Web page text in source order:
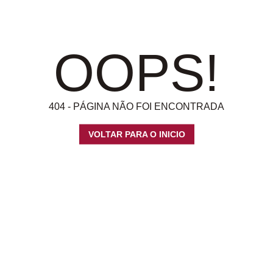
OOPS!
404 - PÁGINA NÃO FOI ENCONTRADA
VOLTAR PARA O INICIO